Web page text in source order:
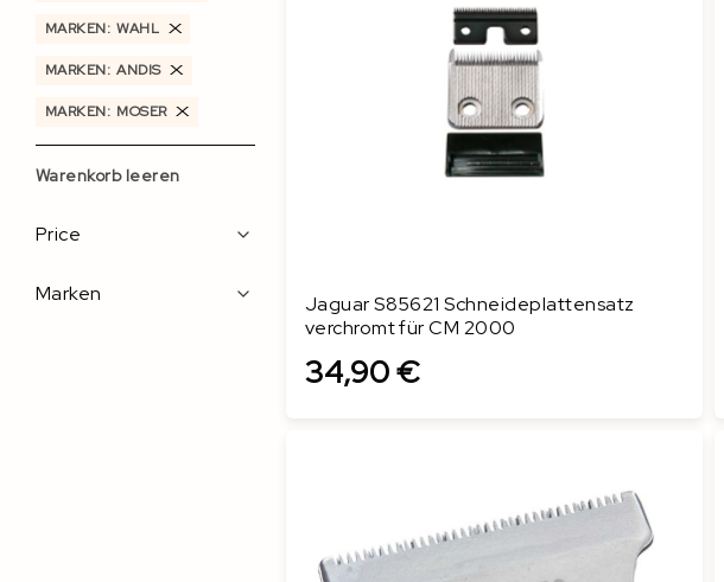
Jaguar S85621 Schneideplattensatz
verchromt für CM 2000
34,90 €
MARKEN WAHL
MARKEN ANDIS
MARKEN MOSER
Warenkorb leeren
Price
Marken